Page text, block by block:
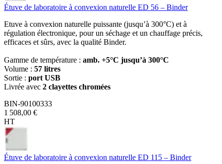
Étuve de laboratoire à convexion naturelle ED 56 – Binder
Etuve à convexion naturelle puissante (jusqu’à 300°C) et à
régulation électronique, pour un séchage et un chauffage précis,
efficaces et sûrs, avec la qualité Binder.
Gamme de température : amb. +5°C jusqu’à 300°C
Volume : 57 litres
Sortie : port USB
Livrée avec 2 clayettes chromées
BIN-90100333
1 508,00 €
HT
Étuve de laboratoire à convexion naturelle ED 115 – Binder